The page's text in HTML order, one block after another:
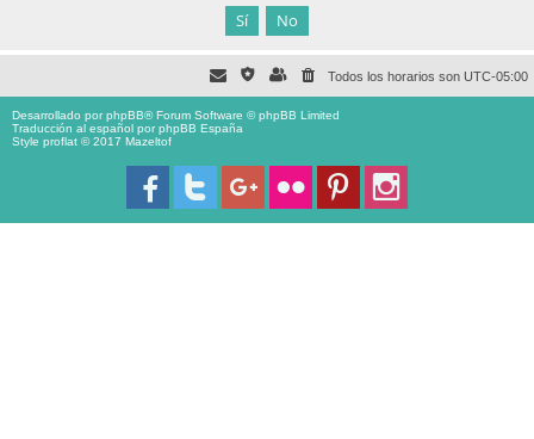
Todos los horarios son UTC-05:00
Desarrollado porphpBB® Forum Software © phpBB Limited
Traducción al español porphpBB España
Style proflat © 2017 Mazeltof